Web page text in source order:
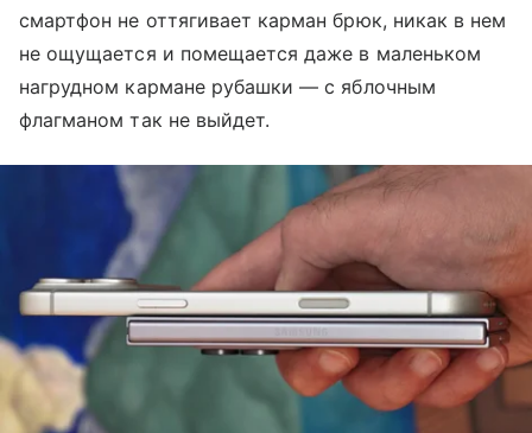
смартфон не оттягивает карман брюк, никак в нем
не ощущается и помещается даже в маленьком
нагрудном кармане рубашки — с яблочным
флагманом так не выйдет.